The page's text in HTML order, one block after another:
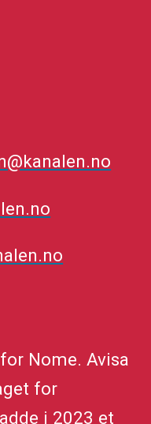
Nome. Avisa
for
i 2023 et